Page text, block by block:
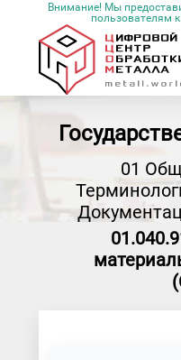
Внимание! Мы
пользователям
01